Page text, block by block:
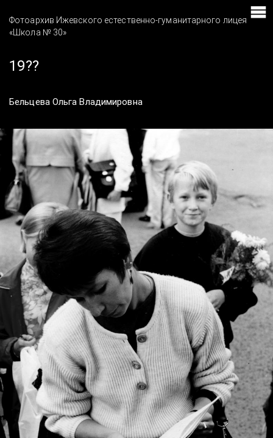
Фотоархив Ижевского естественно-гуманитарного лицея
«Школа № 30»
19??
Бельцева Ольга Владимировна